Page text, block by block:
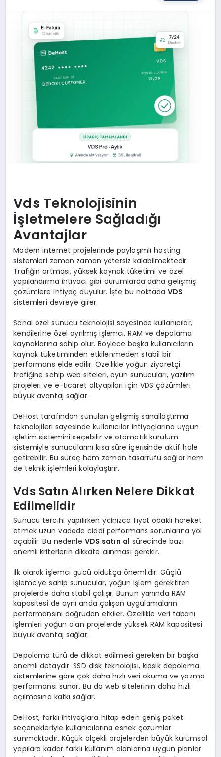
YAŞAM
Vds Teknolojisinin
İşletmelere Sağladığı
Avantajlar
Modern internet projelerinde paylaşımlı hosting
sistemleri zaman zaman yetersiz kalabilmektedir.
Trafiğin artması, yüksek kaynak tüketimi ve özel
yapılandırma ihtiyacı gibi durumlarda daha gelişmiş
çözümlere ihtiyaç duyulur. İşte bu noktadaVDS
sistemleri devreye girer.
Sanal özel sunucu teknolojisi sayesinde kullanıcılar,
kendilerine özel ayrılmış işlemci, RAM ve depolama
kaynaklarına sahip olur. Böylece başka kullanıcıların
kaynak tüketiminden etkilenmeden stabil bir
performans elde edilir. Özellikle yoğun ziyaretçi
trafiğine sahip web siteleri, oyun sunucuları, yazılım
projeleri ve e-ticaret altyapıları için VDS çözümleri
büyük avantaj sağlar.
DeHost tarafından sunulan gelişmiş sanallaştırma
teknolojileri sayesinde kullanıcılar ihtiyaçlarına uygun
işletim sistemini seçebilir ve otomatik kurulum
sistemiyle sunucularını kısa süre içerisinde aktif hale
getirebilir. Bu süreç hem zaman tasarrufu sağlar hem
de teknik işlemleri kolaylaştırır.
Vds Satın Alırken Nelere Dikkat
Edilmelidir
Sunucu tercihi yapılırken yalnızca fiyat odaklı hareket
etmek uzun vadede ciddi performans sorunlarına yol
açabilir. Bu nedenle VDS satın al sürecinde bazı
önemli kriterlerin dikkate alınması gerekir.
İlk olarak işlemci gücü oldukça önemlidir. Güçlü
işlemciye sahip sunucular, yoğun işlem gerektiren
projelerde daha stabil çalışır. Bunun yanında RAM
kapasitesi de aynı anda çalışan uygulamaların
performansını doğrudan etkiler. Özellikle veri tabanı
işlemleri yoğun olan projelerde yüksek RAM kapasitesi
büyük avantaj sağlar.
Depolama türü de dikkat edilmesi gereken bir başka
önemli detaydır. SSD disk teknolojisi, klasik depolama
sistemlerine göre çok daha hızlı veri okuma ve yazma
performansı sunar. Bu da web sitelerinin daha hızlı
açılmasına katkı sağlar.
DeHost, farklı ihtiyaçlara hitap eden geniş paket
seçenekleriyle kullanıcılarına esnek çözümler
sunmaktadır. Küçük ölçekli projelerden büyük kurumsal
yapılara kadar farklı kullanım alanlarına uygun planlar